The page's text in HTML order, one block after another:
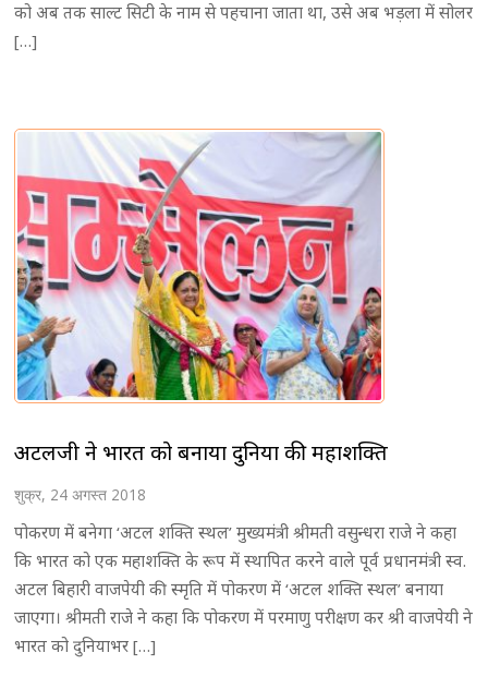
को अब तक साल्ट सिटी के नाम से पहचाना जाता था, उसे अब भड़ला में सोलर
[…]
अटलजी ने भारत को बनाया दुनिया की महाशक्ति
शुक्र, 24 अगस्त 2018
पोकरण में बनेगा ‘अटल शक्ति स्थल’ मुख्यमंत्री श्रीमती वसुन्धरा राजे ने कहा
कि भारत को एक महाशक्ति के रूप में स्थापित करने वाले पूर्व प्रधानमंत्री स्व.
अटल बिहारी वाजपेयी की स्मृति में पोकरण में ‘अटल शक्ति स्थल’ बनाया
जाएगा। श्रीमती राजे ने कहा कि पोकरण में परमाणु परीक्षण कर श्री वाजपेयी ने
भारत को दुनियाभर […]